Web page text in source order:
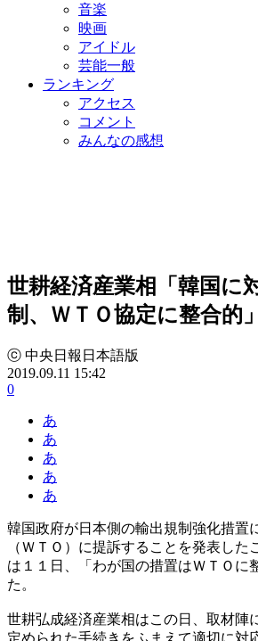
音楽
映画
アイドル
芸能一般
ランキング
アクセス
コメント
みんなの感想
世耕経済産業相「韓国に
制、ＷＴＯ協定に整合的」
ⓒ 中央日報日本語版
2019.09.11 15:42
0
あ
あ
あ
あ
あ
韓国政府が日本側の輸出規制強化措置
（ＷＴＯ）に提訴することを発表した
は１１日、「わが国の措置はＷＴＯに
た。
世耕弘成経済産業相はこの日、取材陣
定められた手続きをふまえて適切に対